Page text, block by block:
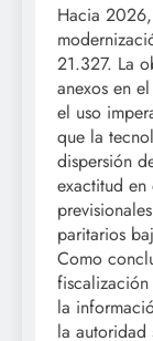
Hacia
21.327. La
anexos en
el uso
que la
dispersión
exactitud
paritarios
Como
la
la autoridad